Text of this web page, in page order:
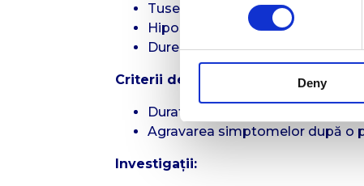
Deny
Tuse, în special nocturnă
Hiposmie (scăderea mirosului)
Durere dentară maxilară
Criterii de diagnostic conform AAO-
Durată simptomelor >10 zile fără
Agravarea simptomelor după o
Investigații: